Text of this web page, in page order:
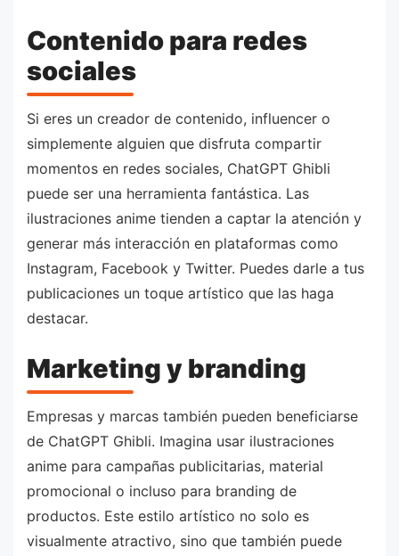
Contenido para redes
sociales
Si eres un creador de contenido, influencer o
simplemente alguien que disfruta compartir
momentos en redes sociales, ChatGPT Ghibli
puede ser una herramienta fantástica. Las
ilustraciones anime tienden a captar la atención y
generar más interacción en plataformas como
Instagram, Facebook y Twitter. Puedes darle a tus
publicaciones un toque artístico que las haga
destacar.
Marketing y branding
Empresas y marcas también pueden beneficiarse
de ChatGPT Ghibli. Imagina usar ilustraciones
anime para campañas publicitarias, material
promocional o incluso para branding de
productos. Este estilo artístico no solo es
visualmente atractivo, sino que también puede